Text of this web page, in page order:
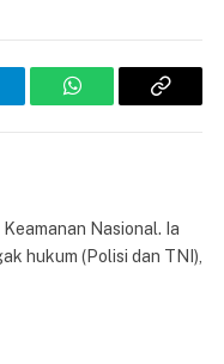
WhatsAppCopy
Nasional. Ia
hukum (Polisi dan TNI),